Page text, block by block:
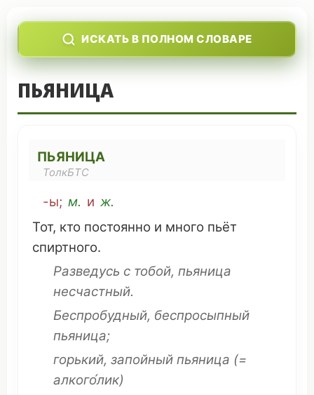
ИСКАТЬ В ПОЛНОМ СЛОВАРЕ
ПЬЯНИЦА
ПЬЯНИЦА
ТолкБТС
-ы; м. и ж.
Тот, кто постоянно и много пьёт
спиртного.
Разведусь с тобой, пьяница
несчастный.
Беспробудный, беспросыпный
пьяница;
горький, запойный пьяница (=
алкого́лик)